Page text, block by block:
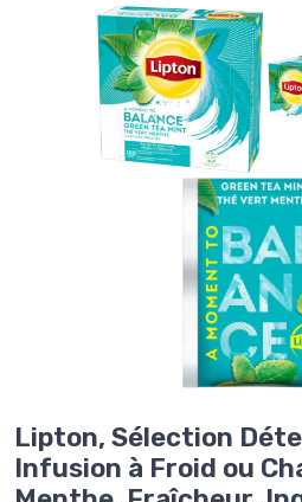
Lipton, Sélection
Infusion à Froid ou